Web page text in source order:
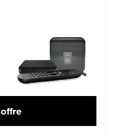
€ par mois, Engagement 12 mois